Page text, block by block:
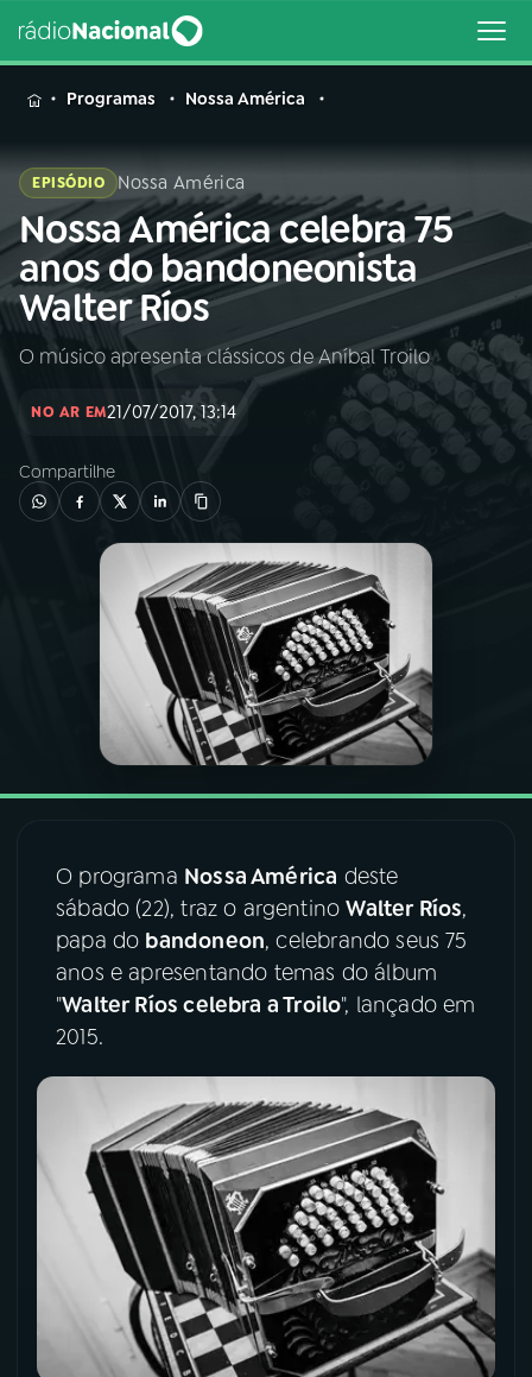
MENU
Buscar
na
Rádio
Nacional
Buscar
AO VIVO
02 A RÁDIO
PROGRAMAÇÃO
PROGRAMAS
PODCASTS
07 ÚLTIMAS
08FESTIVAL DE MÚSICA
Facebook
Instagram X
TikTok
Programas Nossa América
EPISÓDIO Nossa América
Nossa América celebra 75
anos do bandoneonista
Walter Ríos
O músico apresenta clássicos de Aníbal Troilo
NO AR EM21/07/2017, 13:14
Compartilhe
O programa Nossa América deste
sábado (22), traz o argentinoWalter Ríos,
papa do bandoneon, celebrando seus 75
anos e apresentando temas do álbum
"Walter Ríos celebra a Troilo", lançado em
2015.